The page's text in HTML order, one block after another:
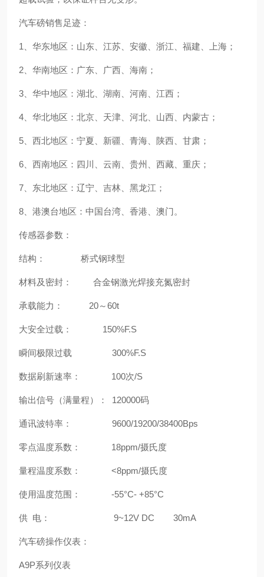
汽车磅销售足迹：
1、华东地区：山东、江苏、安徽、浙江、福建、上海；
2、华南地区：广东、广西、海南；
3、华中地区：湖北、湖南、河南、江西；
4、华北地区：北京、天津、河北、山西、内蒙古；
5、西北地区：宁夏、新疆、青海、陕西、甘肃；
6、西南地区：四川、云南、贵州、西藏、重庆；
7、东北地区：辽宁、吉林、黑龙江；
8、港澳台地区：中国台湾、香港、澳门。
传感器参数：
结构： 桥式钢球型
材料及密封： 合金钢激光焊接充氮密封
承载能力： 20～60t
大安全过载： 150%F.S
瞬间极限过载 300%F.S
数据刷新速率： 100次/S
输出信号（满量程）： 120000码
通讯波特率： 9600/19200/38400Bps
零点温度系数： 18ppm/摄氏度
量程温度系数： <8ppm/摄氏度
使用温度范围： -55°C- +85°C
供 电： 9~12V DC 30mA
汽车磅操作仪表：
A9P系列仪表